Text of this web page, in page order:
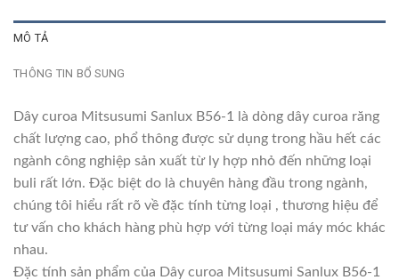
MÔ TẢ
THÔNG TIN BỔ SUNG
Dây curoa Mitsusumi Sanlux B56-1 là dòng dây curoa răng
chất lượng cao, phổ thông được sử dụng trong hầu hết các
ngành công nghiệp sản xuất từ ly hợp nhỏ đến những loại
buli rất lớn. Đặc biệt do là chuyên hàng đầu trong ngành,
chúng tôi hiểu rất rõ về đặc tính từng loại , thương hiệu để
tư vấn cho khách hàng phù hợp với từng loại máy móc khác
nhau.
Đặc tính sản phẩm của Dây curoa Mitsusumi Sanlux B56-1